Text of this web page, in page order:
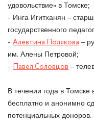
удовольствие» в Томске;
- Инга Игитханян –
государственного
- Алевтина Полякова –
им. Алены Петровой;
- Павел Соловцов –
В течении года в
бесплатно и анонимно
потенциальных доноров.